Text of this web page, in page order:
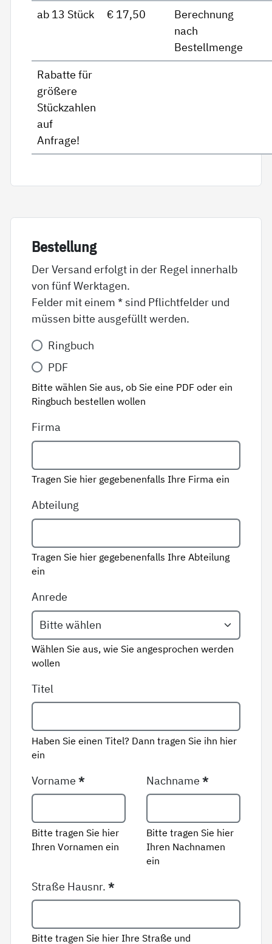
ab 13 Stück € 17,50
Berechnung
nach
Bestellmenge
Rabatte für
größere
Stückzahlen
auf
Anfrage!
Be­stel­lung
Der Versand erfolgt in der Regel innerhalb
von fünf Werktagen.
Felder mit einem * sind Pflichtfelder und
müssen bitte ausgefüllt werden.
Variante*
Ringbuch
PDF
Bitte wählen Sie aus, ob Sie eine PDF oder ein
Ringbuch bestellen wollen
Firma
Tragen Sie hier gegebenenfalls Ihre Firma ein
Abteilung
Tragen Sie hier gegebenenfalls Ihre Abteilung
ein
Anrede
Wählen Sie aus, wie Sie angesprochen werden
wollen
Titel
Haben Sie einen Titel? Dann tragen Sie ihn hier
ein
Vorname*
Bitte tragen Sie hier
Ihren Vornamen ein
Nachname*
Bitte tragen Sie hier
Ihren Nachnamen
ein
Straße Hausnr.*
Bitte tragen Sie hier Ihre Straße und